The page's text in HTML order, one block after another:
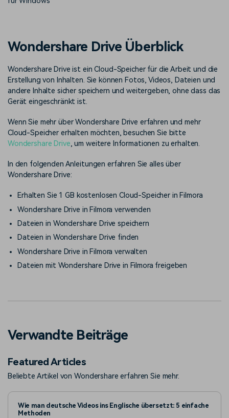
Lernen, ausdrücken und
erweitern Sie Ihre
Videobearbeitungs-
Fähigkeiten mit Filmora
Erfahren Sie, wie Sie einen
Spezialeffekt erzeugen
können
Creator
Monetarisierungs-
Monetarisieren Sie
Ihren Einfluss mit Filmora
Freunde-werben-
Programm
Belohnungen erhalten
Blog
Unsere Mission, Geschichte
Bewertungen
Finden Sie mehr über Filmora
Bewertungen
Erfahren Sie, wie unsere
Kunden Erfolg haben
Schalten Sie Partnerschaften
auf Unternehmensebene frei
Suchen
Wondershare Drive Überblick
Wondershare Drive ist ein Cloud-Speicher für die Arbeit und die
Erstellung von Inhalten. Sie können Fotos, Videos, Dateien und
andere Inhalte sicher speichern und weitergeben, ohne dass das
Gerät eingeschränkt ist.
Wenn Sie mehr über Wondershare Drive erfahren und mehr
Cloud-Speicher erhalten möchten, besuchen Sie bitte
Wondershare Drive, um weitere Informationen zu erhalten.
In den folgenden Anleitungen erfahren Sie alles über
Wondershare Drive:
Erhalten Sie 1 GB kostenlosen Cloud-Speicher in Filmora
Wondershare Drive in Filmora verwenden
Dateien in Wondershare Drive speichern
Dateien in Wondershare Drive finden
Wondershare Drive in Filmora verwalten
Dateien mit Wondershare Drive in Filmora freigeben
Verwandte Beiträge
Featured Articles
Beliebte Artikel von Wondershare erfahren Sie mehr.
Wie man deutsche Videos ins Englische übersetzt: 5 einfache
Methoden